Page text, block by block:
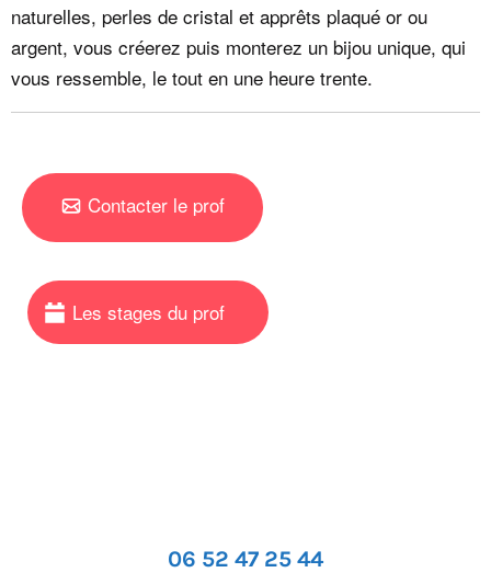
naturelles, perles de cristal et apprêts plaqué or ou
argent, vous créerez puis monterez un bijou unique, qui
vous ressemble, le tout en une heure trente.
Contacter le prof
06 52 47 25 44